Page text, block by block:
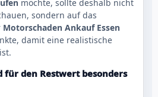
möchte, sollte deshalb nicht
sondern auf das
Motorschaden Ankauf Essen
damit eine realistische
für den Restwert besonders